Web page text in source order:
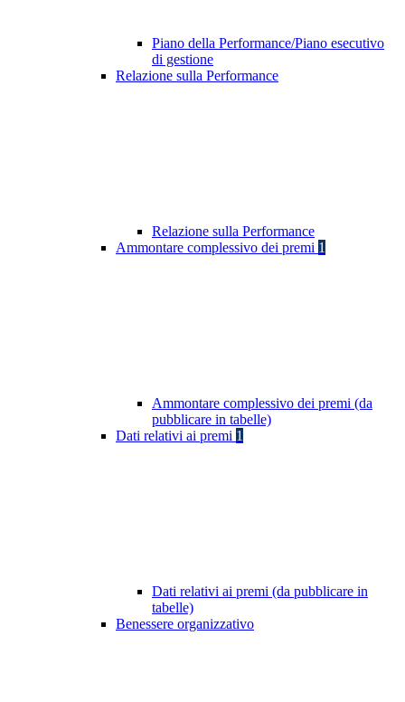
Piano della Performance/Piano esecutivo
di gestione
Relazione sulla Performance
Relazione sulla Performance
Ammontare complessivo dei premi 1
Ammontare complessivo dei premi (da
pubblicare in tabelle)
Dati relativi ai premi 1
Dati relativi ai premi (da pubblicare in
tabelle)
Benessere organizzativo